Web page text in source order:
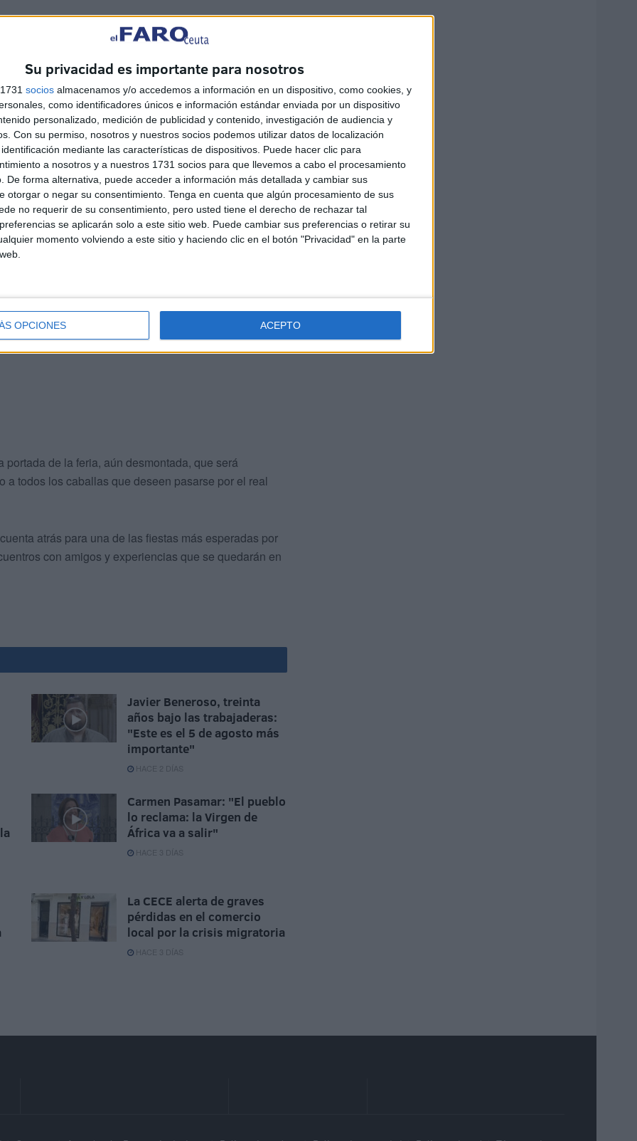
Su privacidad es importante para nosotros
socios almacenamos y/o accedemos a información en un dispositivo, como cookies, y
como identificadores únicos e información estándar enviada por un dispositivo
personalizado, medición de publicidad y contenido, investigación de audiencia y
Con su permiso, nosotros y nuestros socios podemos utilizar datos de localización
mediante las características de dispositivos. Puede hacer clic para
a nosotros y a nuestros 1731 socios para que llevemos a cabo el procesamiento
De forma alternativa, puede acceder a información más detallada y cambiar sus
otorgar o negar su consentimiento. Tenga en cuenta que algún procesamiento de sus
no requerir de su consentimiento, pero usted tiene el derecho de rechazar tal
se aplicarán solo a este sitio web. Puede cambiar sus preferencias o retirar su
momento volviendo a este sitio y haciendo clic en el botón "Privacidad" en la parte
OPCIONES ACEPTO
también se está llevando a cabo durante estos
mobiliario deportivo ya que en primer lugar hay que
retirar las zonas de juego de manera
duren en torno a una semana.
encuentran sobre el terreno para el inicio de la
las calles del real del 29 de julio al 5 de agosto.
ahora se están instalando las columnas de luz en la
del espacio de juegos infantil.
de la feria, aún desmontada, que será
todos los caballas que deseen pasarse por el real
atrás para una de las fiestas más esperadas por
con amigos y experiencias que se quedarán en
Javier Beneroso, treinta
años bajo las trabajaderas:
"Este es el 5 de agosto más
importante"
HACE 2 DÍAS
Carmen Pasamar: "El pueblo
lo reclama: la Virgen de
África va a salir"
HACE 3 DÍAS
La CECE alerta de graves
pérdidas en el comercio
local por la crisis migratoria
HACE 3 DÍAS